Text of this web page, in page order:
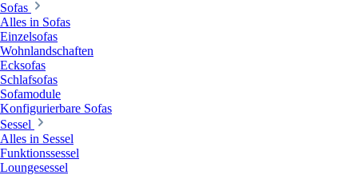
Sofas
Alles in Sofas
Einzelsofas
Wohnlandschaften
Ecksofas
Schlafsofas
Sofamodule
Konfigurierbare Sofas
Sessel
Alles in Sessel
Funktionssessel
Loungesessel